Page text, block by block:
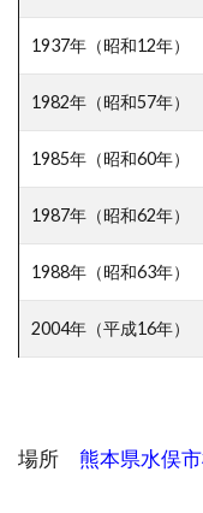
1937年（昭和12年）
1982年（昭和57年）
1985年（昭和60年）
1987年（昭和62年）
1988年（昭和63年）
2004年（平成16年）
場所 熊本県水俣